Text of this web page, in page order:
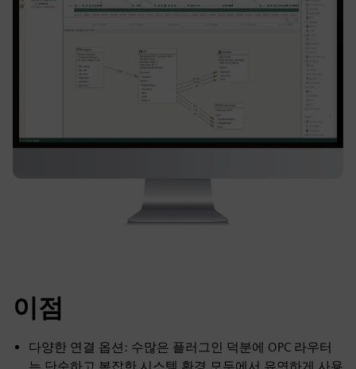
이점
다양한 연결 옵션: 수많은 플러그인 덕분에 OPC 라우터